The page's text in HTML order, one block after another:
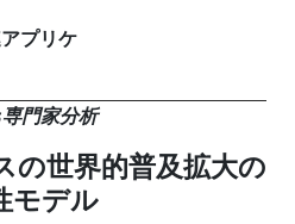
プリケ
門家分析
の世界的普及拡大の
モデル